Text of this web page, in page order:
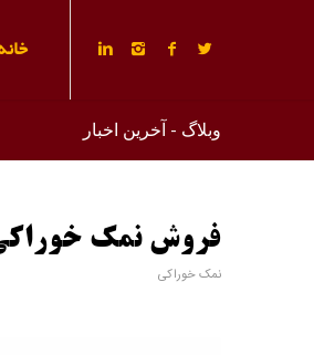
وبلاگ - آخرین اخبار
فروش نمک خوراکی کیسه
نمک خوراکی